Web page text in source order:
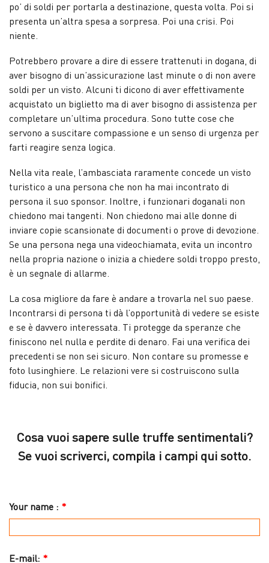
po’ di soldi per portarla a destinazione, questa volta. Poi si
presenta un’altra spesa a sorpresa. Poi una crisi. Poi
niente.
Potrebbero provare a dire di essere trattenuti in dogana, di
aver bisogno di un’assicurazione last minute o di non avere
soldi per un visto. Alcuni ti dicono di aver effettivamente
acquistato un biglietto ma di aver bisogno di assistenza per
completare un’ultima procedura. Sono tutte cose che
servono a suscitare compassione e un senso di urgenza per
farti reagire senza logica.
Nella vita reale, l’ambasciata raramente concede un visto
turistico a una persona che non ha mai incontrato di
persona il suo sponsor. Inoltre, i funzionari doganali non
chiedono mai tangenti. Non chiedono mai alle donne di
inviare copie scansionate di documenti o prove di devozione.
Se una persona nega una videochiamata, evita un incontro
nella propria nazione o inizia a chiedere soldi troppo presto,
è un segnale di allarme.
La cosa migliore da fare è andare a trovarla nel suo paese.
Incontrarsi di persona ti dà l’opportunità di vedere se esiste
e se è davvero interessata. Ti protegge da speranze che
finiscono nel nulla e perdite di denaro. Fai una verifica dei
precedenti se non sei sicuro. Non contare su promesse e
foto lusinghiere. Le relazioni vere si costruiscono sulla
fiducia, non sui bonifici.
Cosa vuoi sapere sulle truffe sentimentali?
Se vuoi scriverci, compila i campi qui sotto.
Your name : *
E-mail: *